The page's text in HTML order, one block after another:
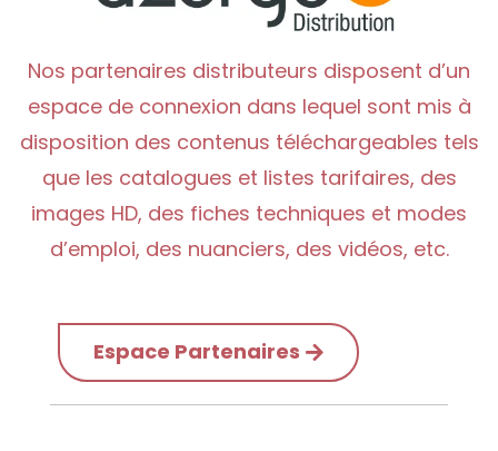
Nos partenaires distributeurs disposent d’un
espace de connexion dans lequel sont mis à
disposition des contenus téléchargeables tels
que les catalogues et listes tarifaires, des
images HD, des fiches techniques et modes
d’emploi, des nuanciers, des vidéos, etc.
Espace Partenaires